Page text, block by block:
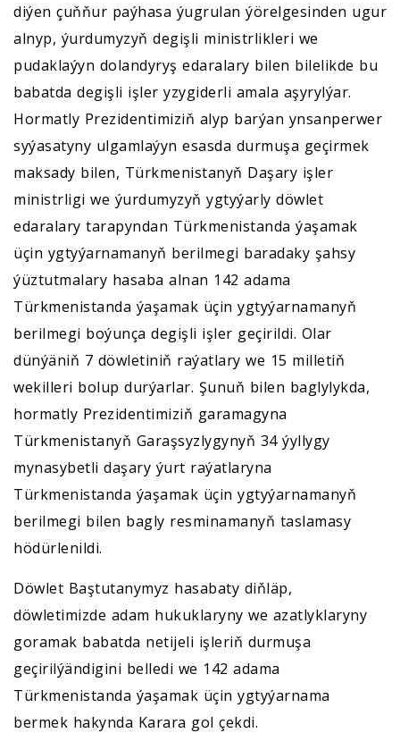
diýen çuňňur paýhasa ýugrulan ýörelgesinden ugur
alnyp, ýurdumyzyň degişli ministrlikleri we
pudaklaýyn dolandyryş edaralary bilen bilelikde bu
babatda degişli işler yzygiderli amala aşyrylýar.
Hormatly Prezidentimiziň alyp barýan ynsanperwer
syýasatyny ulgamlaýyn esasda durmuşa geçirmek
maksady bilen, Türkmenistanyň Daşary işler
ministrligi we ýurdumyzyň ygtyýarly döwlet
edaralary tarapyndan Türkmenistanda ýaşamak
üçin ygtyýarnamanyň berilmegi baradaky şahsy
ýüztutmalary hasaba alnan 142 adama
Türkmenistanda ýaşamak üçin ygtyýarnamanyň
berilmegi boýunça degişli işler geçirildi. Olar
dünýäniň 7 döwletiniň raýatlary we 15 milletiň
wekilleri bolup durýarlar. Şunuň bilen baglylykda,
hormatly Prezidentimiziň garamagyna
Türkmenistanyň Garaşsyzlygynyň 34 ýyllygy
mynasybetli daşary ýurt raýatlaryna
Türkmenistanda ýaşamak üçin ygtyýarnamanyň
berilmegi bilen bagly resminamanyň taslamasy
hödürlenildi.
Döwlet Baştutanymyz hasabaty diňläp,
döwletimizde adam hukuklaryny we azatlyklaryny
goramak babatda netijeli işleriň durmuşa
geçirilýändigini belledi we 142 adama
Türkmenistanda ýaşamak üçin ygtyýarnama
bermek hakynda Karara gol çekdi.